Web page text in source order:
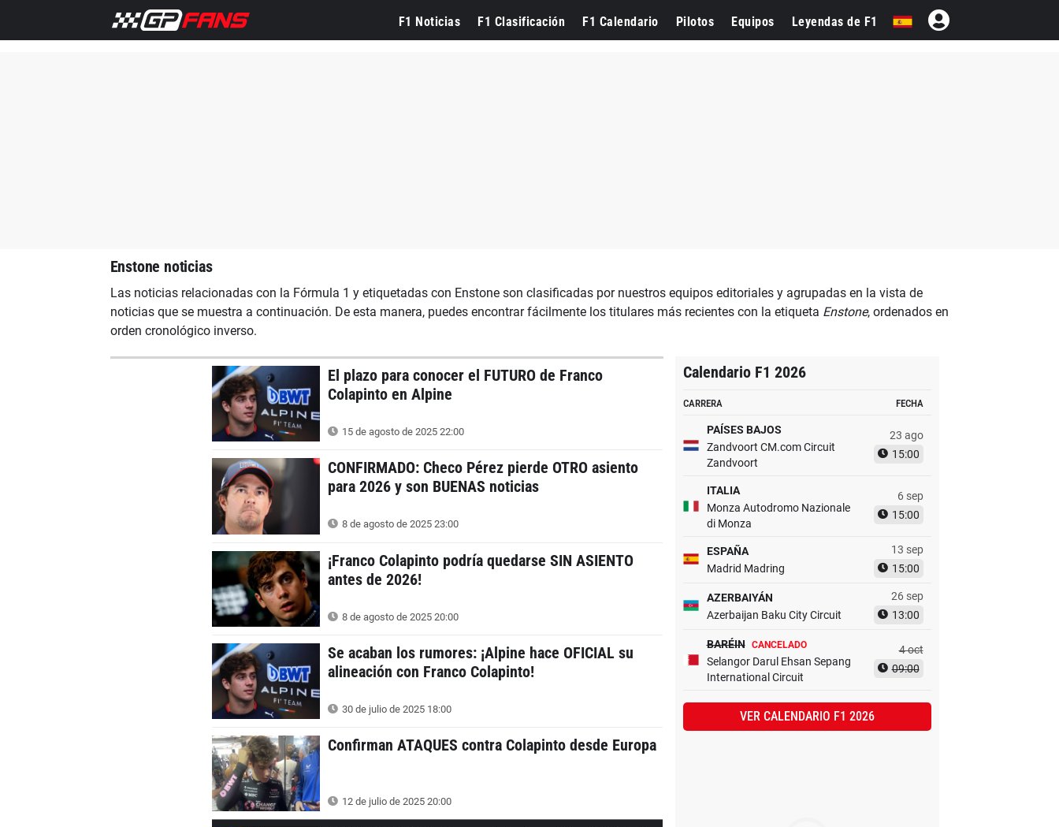
F1 Noticias F1 Clasificación F1 Calendario Pilotos Equipos Leyendas de F1
F1 Noticias
Enstone noticias
Las noticias relacionadas con la Fórmula 1 y etiquetadas con Enstone son clasificadas por nuestros equipos editoriales y agrupadas en la vista de
noticias que se muestra a continuación. De esta manera, puedes encontrar fácilmente los titulares más recientes con la etiqueta Enstone, ordenados en
orden cronológico inverso.
El plazo para conocer el FUTURO de Franco
Colapinto en Alpine
15 de agosto de 2025 22:00
CONFIRMADO: Checo Pérez pierde OTRO asiento
para 2026 y son BUENAS noticias
8 de agosto de 2025 23:00
¡Franco Colapinto podría quedarse SIN ASIENTO
antes de 2026!
8 de agosto de 2025 20:00
Se acaban los rumores: ¡Alpine hace OFICIAL su
alineación con Franco Colapinto!
30 de julio de 2025 18:00
Confirman ATAQUES contra Colapinto desde Europa
12 de julio de 2025 20:00
Calendario F1 2026
CARRERA FECHA
PAÍSES BAJOS
Zandvoort CM.com Circuit
Zandvoort
23 ago
15:00
ITALIA
Monza Autodromo Nazionale
di Monza
6 sep
15:00
ESPAÑA
Madrid Madring
13 sep
15:00
AZERBAIYÁN
Azerbaijan Baku City Circuit
26 sep
13:00
BARÉIN CANCELADO
Selangor Darul Ehsan Sepang
International Circuit
4 oct
09:00
VER CALENDARIO F1 2026